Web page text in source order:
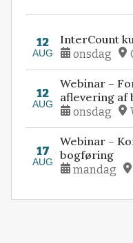
12
AUG
InterCount
onsdag
12
AUG
Webinar –
aflevering af
onsdag
17
AUG
Webinar –
bogføring
mandag